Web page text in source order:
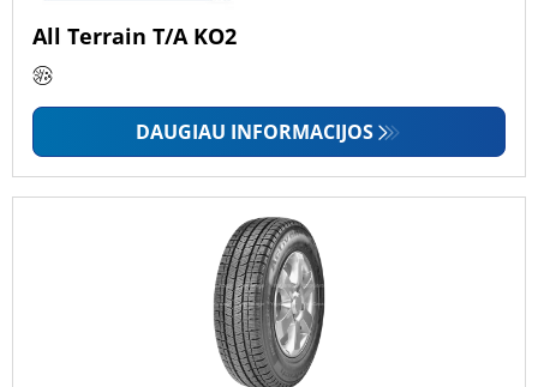
All Terrain T/A KO2
DAUGIAU INFORMACIJOS